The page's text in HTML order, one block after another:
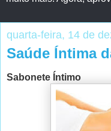
quarta-feira, 14 de
Saúde Íntima
Sabonete Íntimo